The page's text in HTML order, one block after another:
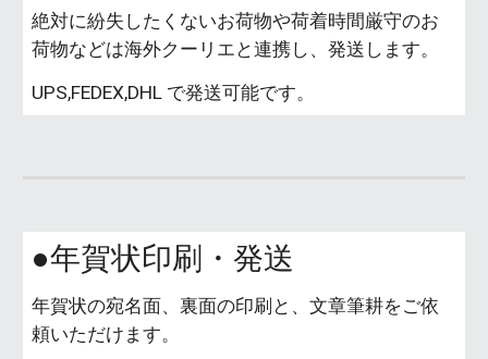
絶対に紛失したくないお荷物や荷着時間厳守のお
荷物などは海外クーリエと連携し、発送します。
UPS,FEDEX,DHL で発送可能です。
●年賀状印刷・発送
年賀状の宛名面、裏面の印刷と、文章筆耕をご依
頼いただけます。